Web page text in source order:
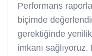
Performans
biçimde
gerektiğinde
imkanı